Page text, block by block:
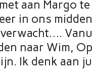
aan Margo
in ons
naar Wim,
Ik denk aan